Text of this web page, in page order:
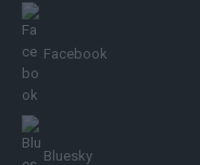
Facebook
Bluesky